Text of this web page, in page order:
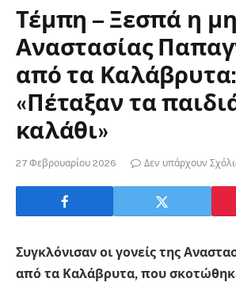
Τέμπη – Ξεσπά η
Αναστασίας
από τα Καλάβρυτα:
«Πέταξαν τα
καλάθι»
27 Φεβρουαρίου 2026 Δεν υπάρχουν
Συγκλόνισαν οι γονείς της
από τα Καλάβρυτα, που